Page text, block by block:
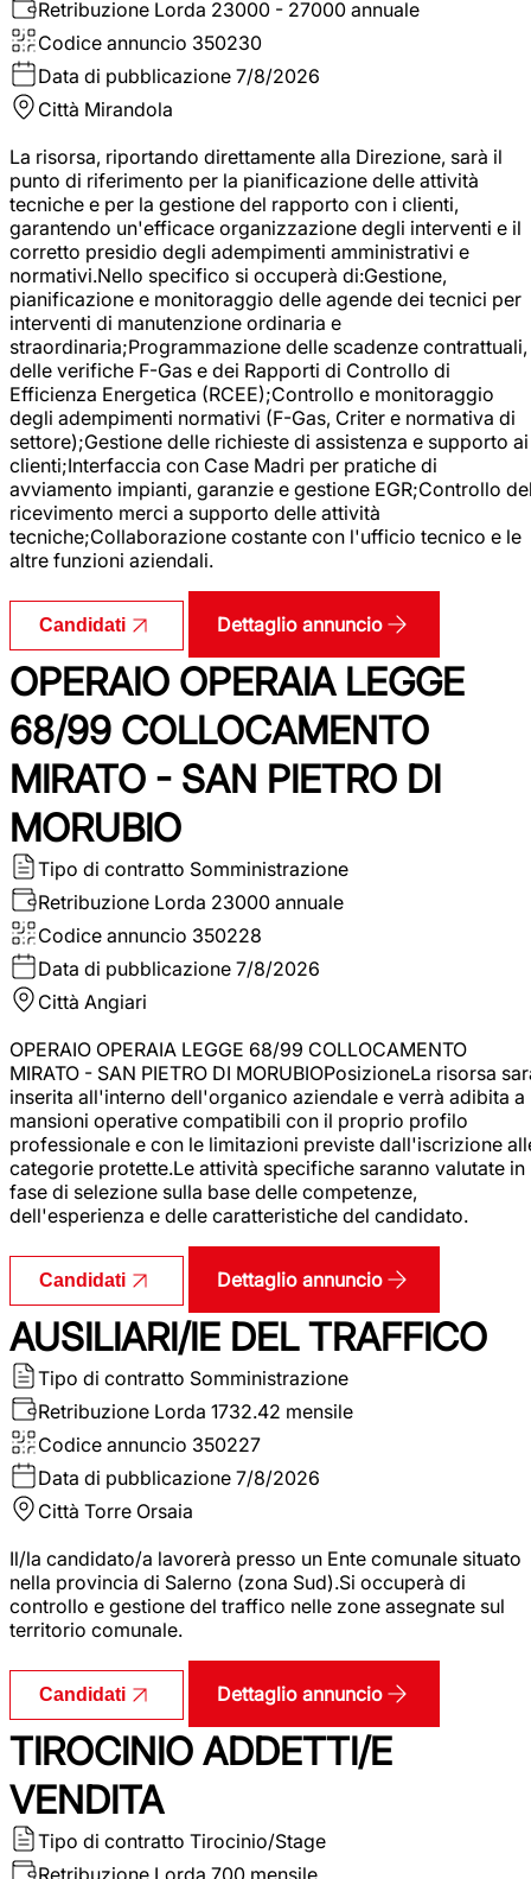
Retribuzione Lorda 23000 - 27000 annuale
Codice annuncio 350230
Data di pubblicazione 7/8/2026
Città Mirandola
La risorsa, riportando direttamente alla Direzione, sarà il
punto di riferimento per la pianificazione delle attività
tecniche e per la gestione del rapporto con i clienti,
garantendo un'efficace organizzazione degli interventi e il
corretto presidio degli adempimenti amministrativi e
normativi.Nello specifico si occuperà di:Gestione,
pianificazione e monitoraggio delle agende dei tecnici per
interventi di manutenzione ordinaria e
straordinaria;Programmazione delle scadenze contrattuali,
delle verifiche F-Gas e dei Rapporti di Controllo di
Efficienza Energetica (RCEE);Controllo e monitoraggio
degli adempimenti normativi (F-Gas, Criter e normativa di
settore);Gestione delle richieste di assistenza e supporto ai
clienti;Interfaccia con Case Madri per pratiche di
avviamento impianti, garanzie e gestione EGR;Controllo
ricevimento merci a supporto delle attività
tecniche;Collaborazione costante con l'ufficio tecnico e le
altre funzioni aziendali.
Candidati Dettaglio annuncio
OPERAIO OPERAIA LEGGE
68/99 COLLOCAMENTO
MIRATO - SAN PIETRO DI
MORUBIO
Tipo di contratto Somministrazione
Retribuzione Lorda 23000 annuale
Codice annuncio 350228
Data di pubblicazione 7/8/2026
Città Angiari
OPERAIO OPERAIA LEGGE 68/99 COLLOCAMENTO
MIRATO - SAN PIETRO DI MORUBIOPosizioneLa risorsa
inserita all'interno dell'organico aziendale e verrà adibita a
mansioni operative compatibili con il proprio profilo
professionale e con le limitazioni previste dall'iscrizione
categorie protette.Le attività specifiche saranno valutate in
fase di selezione sulla base delle competenze,
dell'esperienza e delle caratteristiche del candidato.
Candidati Dettaglio annuncio
AUSILIARI/IE DEL TRAFFICO
Tipo di contratto Somministrazione
Retribuzione Lorda 1732.42 mensile
Codice annuncio 350227
Data di pubblicazione 7/8/2026
Città Torre Orsaia
Il/la candidato/a lavorerà presso un Ente comunale situato
nella provincia di Salerno (zona Sud).Si occuperà di
controllo e gestione del traffico nelle zone assegnate sul
territorio comunale.
Candidati Dettaglio annuncio
TIROCINIO ADDETTI/E
VENDITA
Tipo di contratto Tirocinio/Stage
Retribuzione Lorda 700 mensile